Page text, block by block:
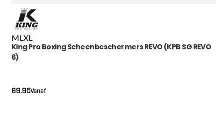
ML XL
King Pro Boxing Scheenbeschermers REVO (KPB SG REVO
6)
Vanaf
69.95